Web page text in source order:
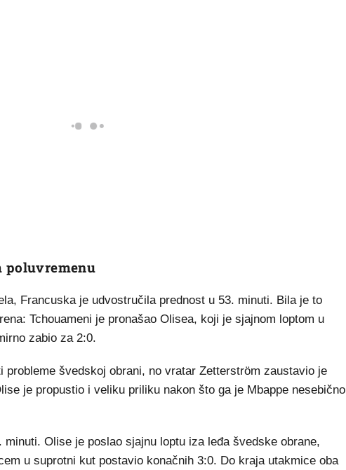
poluvremenu
Francuska je udvostručila prednost u 53. minuti. Bila je to
Tchouameni je pronašao Olisea, koji je sjajnom loptom u
zabio za 2:0.
probleme švedskoj obrani, no vratar Zetterström zaustavio je
je propustio i veliku priliku nakon što ga je Mbappe nesebično
minuti. Olise je poslao sjajnu loptu iza leđa švedske obrane,
u suprotni kut postavio konačnih 3:0. Do kraja utakmice oba